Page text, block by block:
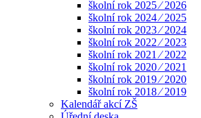
školní rok 2025 ⁄ 2026
školní rok 2024 ⁄ 2025
školní rok 2023 ⁄ 2024
školní rok 2022 ⁄ 2023
školní rok 2021 ⁄ 2022
školní rok 2020 ⁄ 2021
školní rok 2019 ⁄ 2020
školní rok 2018 ⁄ 2019
Kalendář akcí ZŠ